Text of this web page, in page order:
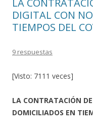
LA
DIGITAL CON
TIEMPOS DEL
9 respuestas
[Visto: 7111 veces]
LA CONTRATACIÓN
DOMICILIADOS EN